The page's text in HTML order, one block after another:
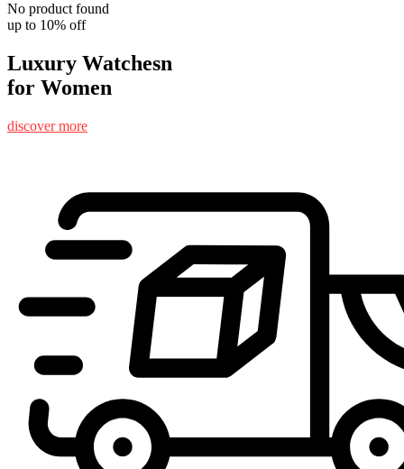
No product found
up to 10% off
Luxury Watchesn
for Women
discover more